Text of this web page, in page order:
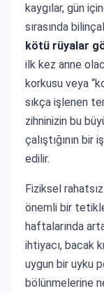
kaygılar, gün
sırasında
kötü rüyalar
ilk kez anne
korkusu veya
sıkça işlenen
zihninizin bu
çalıştığının
edilir.
Fiziksel
önemli bir
haftalarında
ihtiyacı, bacak
uygun bir uyku
bölünmelerine